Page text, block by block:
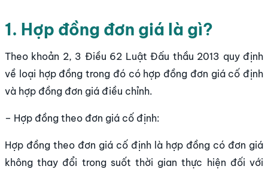
1. Hợp đồng đơn giá là gì?
Theo khoản 2, 3 Điều 62 Luật Đấu thầu 2013 quy định
về loại hợp đồng trong đó có hợp đồng đơn giá cố định
và hợp đồng đơn giá điều chỉnh.
– Hợp đồng theo đơn giá cố định:
Hợp đồng theo đơn giá cố định là hợp đồng có đơn giá
không thay đổi trong suốt thời gian thực hiện đối với